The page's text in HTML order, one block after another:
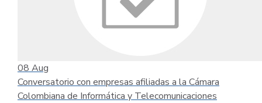
08 Aug
Conversatorio con empresas afiliadas a la Cámara
Colombiana de Informática y Telecomunicaciones